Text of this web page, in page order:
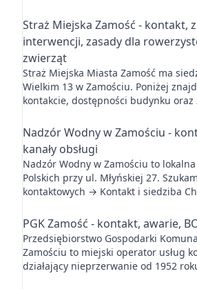
Straż Miejska Zamość - kontakt,
interwencji, zasady dla
zwierząt
Straż Miejska Miasta Zamość ma
Wielkim 13 w Zamościu. Poniżej
kontakcie, dostępności budynku oraz
Nadzór Wodny w Zamościu -
kanały obsługi
Nadzór Wodny w Zamościu to
Polskich przy ul. Młyńskiej 27.
kontaktowych → Kontakt i siedziba
PGK Zamość - kontakt, awarie,
Przedsiębiorstwo Gospodarki
Zamościu to miejski operator usług
działający nieprzerwanie od 1952